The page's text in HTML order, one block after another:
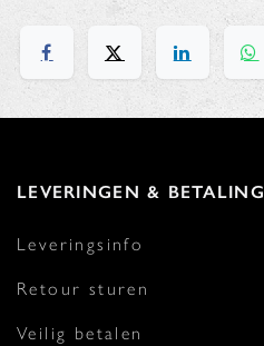
LEVERINGEN & BETALING
Leveringsinfo
Retour sturen
Veilig betalen